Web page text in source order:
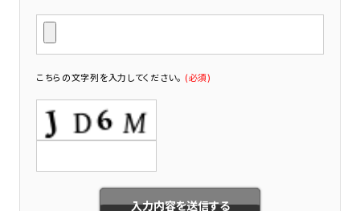
こちらの文字列を入力してください。 (必須)